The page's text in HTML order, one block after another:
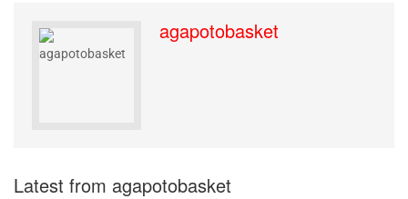
agapotobasket
Latest from agapotobasket